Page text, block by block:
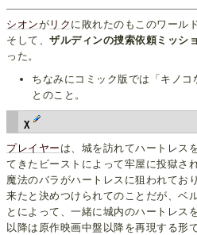
シオンが リク に敗れたのもこのワールド
そして、ザルディンの捜索依頼ミッシ
った。
ちなみにコミック版では「キノコ
とのこと。
χ
プレイヤー は、城を訪れてハートレス
てきたビーストによって牢屋に投獄さ
魔法のバラがハートレスに狙われてお
来たと決めつけられてのことだが、ベ
とによって、一緒に城内のハートレス
以降は原作映画中盤以降を再現する形